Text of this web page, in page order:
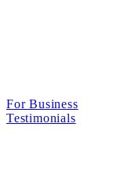
For Business
Testimonials